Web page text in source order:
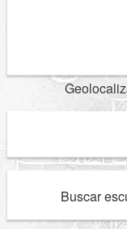
Buscar